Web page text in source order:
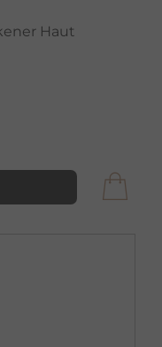
Haut